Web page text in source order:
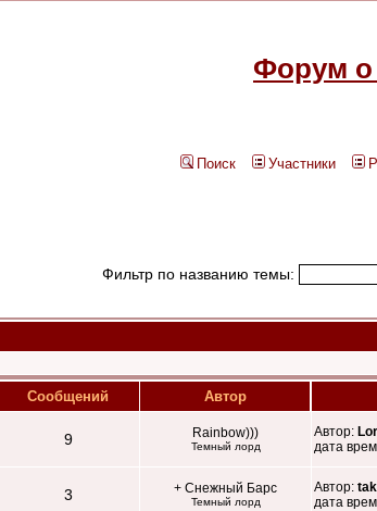
Форум о
Поиск Участники
Фильтр по названию темы:
Cообщений Автор
9 Rainbow)))
Темный лорд
Автор:
дата
3 + Снежный Барс
Темный лорд
Автор:
дата